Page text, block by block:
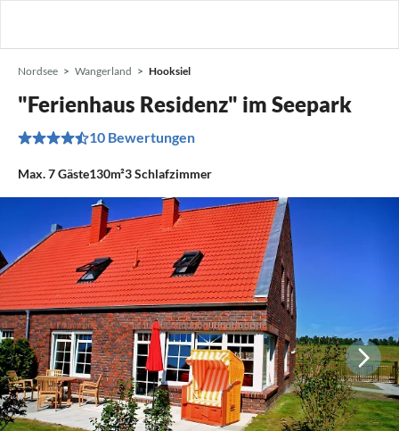
Nordsee Wangerland Hooksiel
"Ferienhaus Residenz" im Seepark
10 Bewertungen
Max.7Gäste130m²3Schlafzimmer